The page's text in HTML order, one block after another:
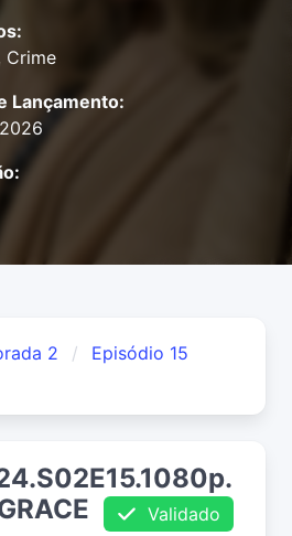
Crime
Lançamento:
2
Episódio 15
Validado